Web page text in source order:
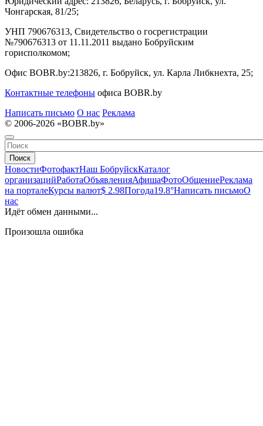
Чонгарская, 81/25;
УНП 790676313, Свидетельство о госрегистрации
№790676313 от 11.11.2011 выдано Бобруйским
горисполкомом;
Офис BOBR.by:213826, г. Бобруйск, ул. Карла Либкнехта, 25;
Контактные телефоны офиса BOBR.by
Написать письмо О нас Реклама
© 2006-2026 «BOBR.by»
Поиск
НовостиФотофактНаш БобруйскКаталог
организацийРаботаОбъявленияАфишаФотоОбщениеРеклама
на порталеКурсы валют$ 2.98Погода19.8°Написать письмоО
нас
Идёт обмен данными...
Произошла ошибка